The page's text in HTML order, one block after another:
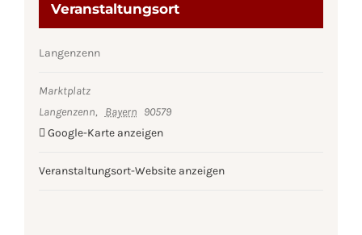
Veranstaltungsort
Langenzenn
Marktplatz
Langenzenn, Bayern 90579
Google-Karte anzeigen
Veranstaltungsort-Website anzeigen